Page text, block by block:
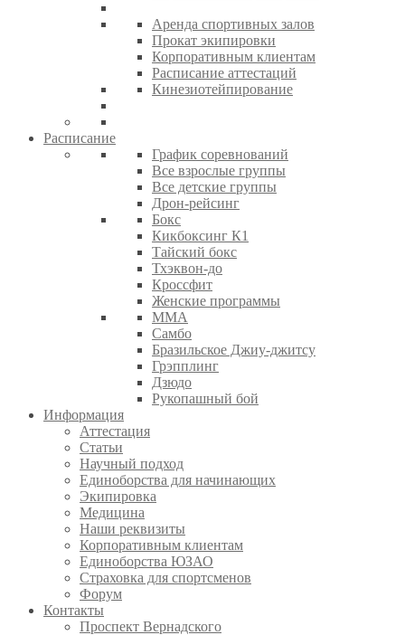
Аренда спортивных залов
Прокат экипировки
Корпоративным клиентам
Расписание аттестаций
Кинезиотейпирование
Расписание
График соревнований
Все взрослые группы
Все детские группы
Дрон-рейсинг
Бокс
Кикбоксинг К1
Тайский бокс
Тхэквон-до
Кроссфит
Женские программы
ММА
Самбо
Бразильское Джиу-джитсу
Грэпплинг
Дзюдо
Рукопашный бой
Информация
Аттестация
Статьи
Научный подход
Единоборства для начинающих
Экипировка
Медицина
Наши реквизиты
Корпоративным клиентам
Единоборства ЮЗАО
Страховка для спортсменов
Форум
Контакты
Проспект Вернадского